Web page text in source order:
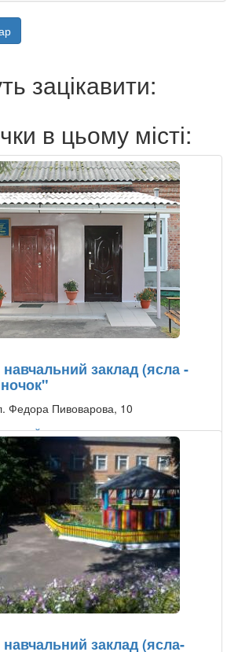
зацікавити:
в цьому місті:
заклад (ясла -
Федора Пивоварова, 10
заклад (ясла-